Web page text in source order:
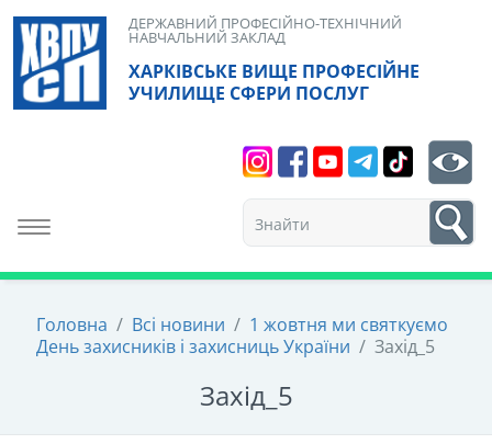
Skip
content
ХАРКІВСЬКЕ ВИЩЕ ПРОФЕСІЙНЕ
УЧИЛИЩЕ СФЕРИ ПОСЛУГ
ДЕРЖАВНИЙ ПРОФЕСІЙНО-ТЕХНІЧНИЙ
НАВЧАЛЬНИЙ ЗАКЛАД
Toggle navigation
1
Головна / Всі новини / 1 жовтня ми святкуємо
День захисників і захисниць України / Захід_5
Захід_5